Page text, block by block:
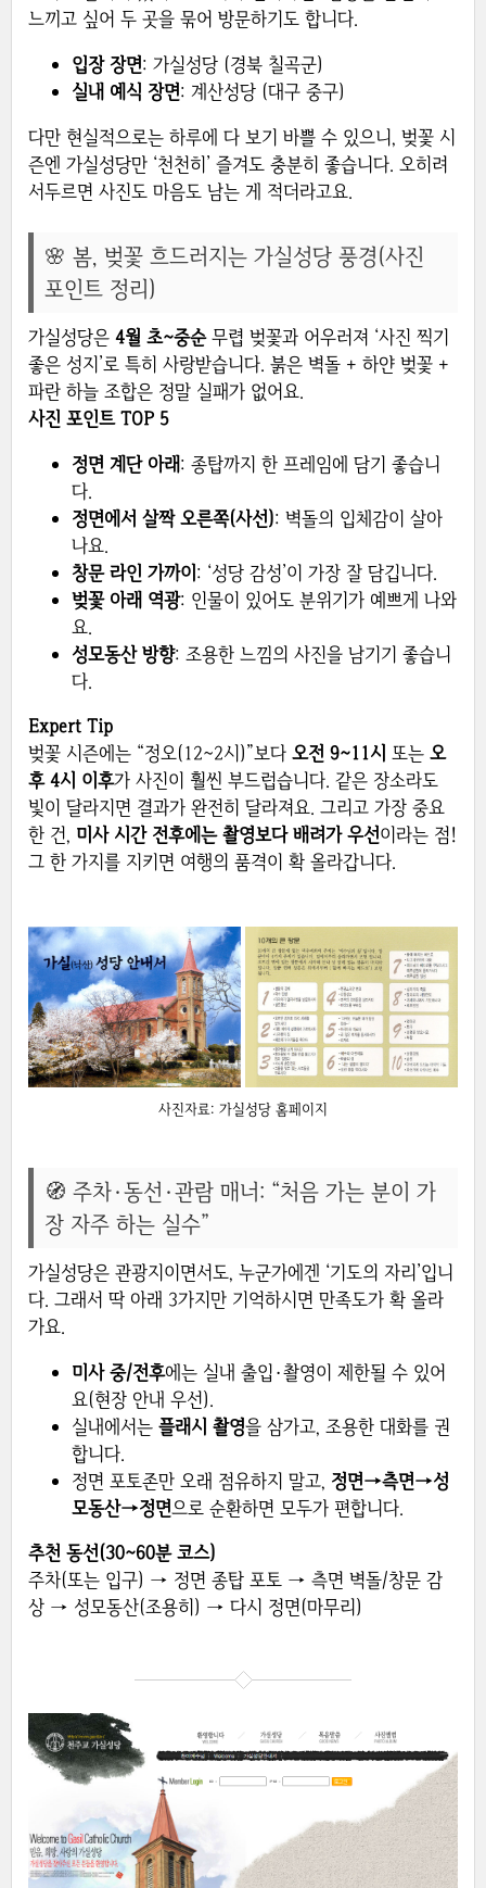
느끼고 싶어 두 곳을 묶어 방문하기도 합니다.
입장 장면: 가실성당 (경북 칠곡군)
실내 예식 장면: 계산성당 (대구 중구)
다만 현실적으로는 하루에 다 보기 바쁠 수 있으니, 벚꽃 시
즌엔 가실성당만 ‘천천히’ 즐겨도 충분히 좋습니다. 오히려
서두르면 사진도 마음도 남는 게 적더라고요.
🌸 봄, 벚꽃 흐드러지는 가실성당 풍경(사진
포인트 정리)
가실성당은 4월 초~중순무렵 벚꽃과 어우러져 ‘사진 찍기
좋은 성지’로 특히 사랑받습니다. 붉은 벽돌 + 하얀 벚꽃 +
파란 하늘 조합은 정말 실패가 없어요.
사진 포인트 TOP 5
정면 계단 아래: 종탑까지 한 프레임에 담기 좋습니
다.
정면에서 살짝 오른쪽(사선): 벽돌의 입체감이 살아
나요.
창문 라인 가까이: ‘성당 감성’이 가장 잘 담깁니다.
벚꽃 아래 역광: 인물이 있어도 분위기가 예쁘게 나와
요.
성모동산 방향: 조용한 느낌의 사진을 남기기 좋습니
다.
Expert Tip
벚꽃 시즌에는 “정오(12~2시)”보다 오전 9~11시 또는 오
후 4시 이후가 사진이 훨씬 부드럽습니다. 같은 장소라도
빛이 달라지면 결과가 완전히 달라져요. 그리고 가장 중요
한 건, 미사 시간 전후에는 촬영보다 배려가 우선이라는 점!
그 한 가지를 지키면 여행의 품격이 확 올라갑니다.
사진자료: 가실성당 홈페이지
🧭 주차·동선·관람 매너: “처음 가는 분이 가
장 자주 하는 실수”
가실성당은 관광지이면서도, 누군가에겐 ‘기도의 자리’입니
다. 그래서 딱 아래 3가지만 기억하시면 만족도가 확 올라
가요.
미사 중/전후에는 실내 출입·촬영이 제한될 수 있어
요(현장 안내 우선).
실내에서는 플래시 촬영을 삼가고, 조용한 대화를 권
합니다.
정면 포토존만 오래 점유하지 말고, 정면→측면→성
모동산→정면으로 순환하면 모두가 편합니다.
추천 동선(30~60분 코스)
주차(또는 입구) → 정면 종탑 포토 → 측면 벽돌/창문 감
상 → 성모동산(조용히) → 다시 정면(마무리)